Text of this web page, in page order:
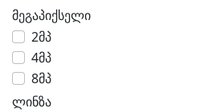
მეგაპიქსელი
2მპ
4მპ
8მპ
ლინზა